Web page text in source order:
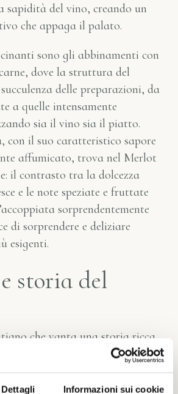
Dettagli Informazioni sui cookie
sapidità del vino, creando un
che appaga il palato.
sono gli abbinamenti con
dove la struttura del
delle preparazioni, da
a quelle intensamente
sia il vino sia il piatto.
con il suo caratteristico sapore
affumicato, trova nel Merlot
il contrasto tra la dolcezza
e le note speziate e fruttate
sorprendentemente
di sorprendere e deliziare
esigenti.
storia del
che vanta una storia ricca
cui origini si intrecciano con le
europea. Si ritiene che il
la sua comparsa in Francia,